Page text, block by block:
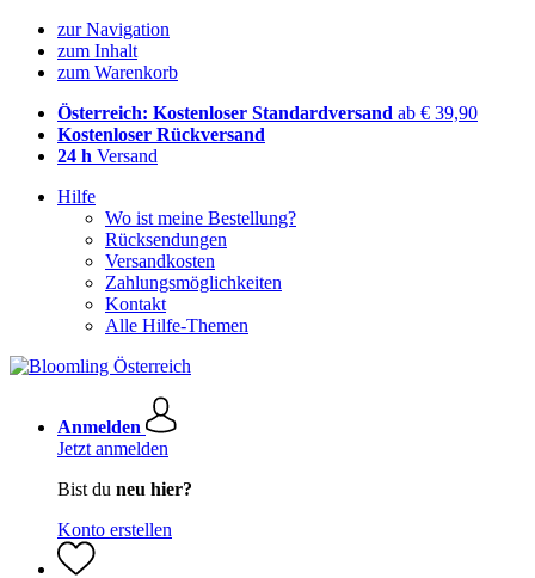
zur Navigation
zum Inhalt
zum Warenkorb
Österreich: Kostenloser Standardversand ab € 39,90
Kostenloser Rückversand
24 h Versand
Hilfe
Wo ist meine Bestellung?
Rücksendungen
Versandkosten
Zahlungsmöglichkeiten
Kontakt
Alle Hilfe-Themen
Anmelden
Jetzt anmelden
Bist du neu hier?
Konto erstellen